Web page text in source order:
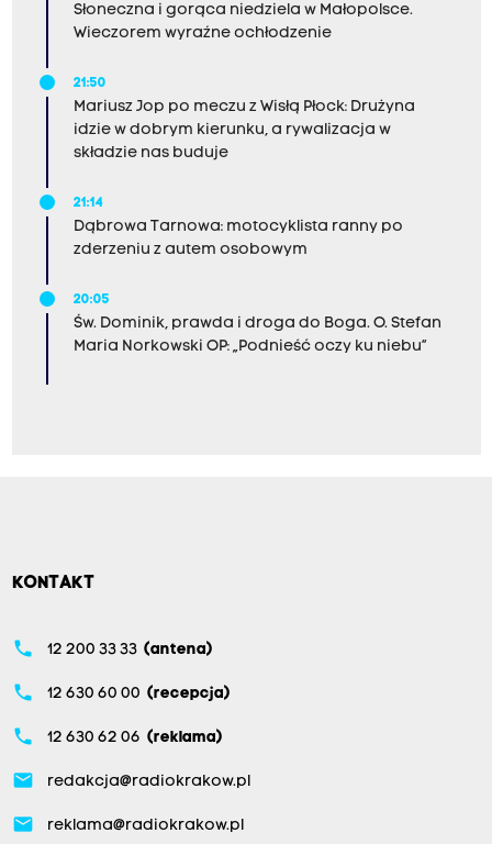
Słoneczna i gorąca niedziela w Małopolsce.
Wieczorem wyraźne ochłodzenie
21:50
Mariusz Jop po meczu z Wisłą Płock: Drużyna
idzie w dobrym kierunku, a rywalizacja w
składzie nas buduje
21:14
Dąbrowa Tarnowa: motocyklista ranny po
zderzeniu z autem osobowym
20:05
Św. Dominik, prawda i droga do Boga. O. Stefan
Maria Norkowski OP: „Podnieść oczy ku niebu”
KONTAKT
phone 12 200 33 33 (antena)
phone 12 630 60 00 (recepcja)
phone 12 630 62 06 (reklama)
email redakcja@radiokrakow.pl
email reklama@radiokrakow.pl